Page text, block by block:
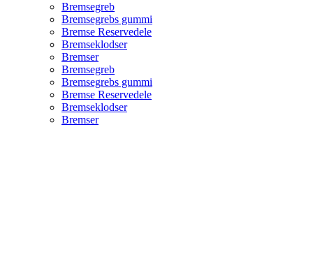
Bremsegreb
Bremsegrebs gummi
Bremse Reservedele
Bremseklodser
Bremser
Bremsegreb
Bremsegrebs gummi
Bremse Reservedele
Bremseklodser
Bremser